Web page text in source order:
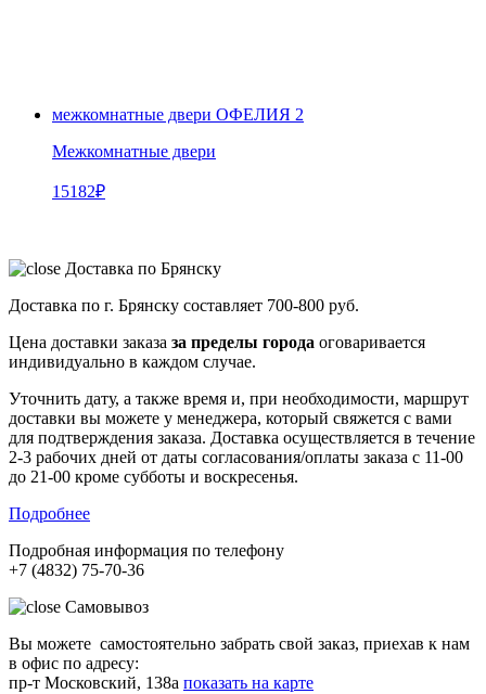
межкомнатные двери ОФЕЛИЯ 2
Межкомнатные двери
15182₽
Доставка по Брянску
Доставка по г. Брянску составляет 700-800 руб.
Цена доставки заказа за пределы города оговаривается
индивидуально в каждом случае.
Уточнить дату, а также время и, при необходимости, маршрут
доставки вы можете у менеджера, который свяжется с вами
для подтверждения заказа. Доставка осуществляется в течение
2-3 рабочих дней от даты согласования/оплаты заказа с 11-00
до 21-00 кроме субботы и воскресенья.
Подробнее
Подробная информация по телефону
+7 (4832) 75-70-36
Самовывоз
Вы можете самостоятельно забрать свой заказ, приехав к нам
в офис по адресу:
пр-т Московский, 138а показать на карте